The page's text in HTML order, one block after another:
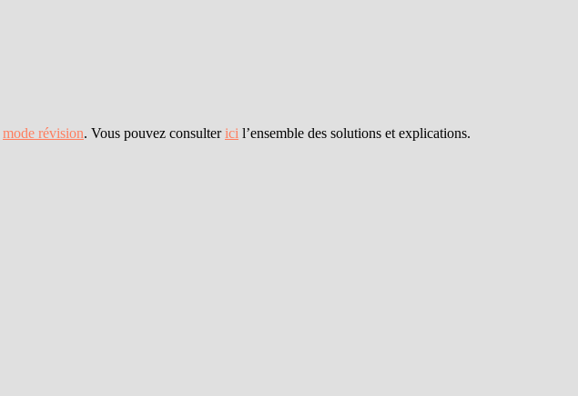
mode révision. Vous pouvez consulterici l’ensemble des solutions et explications.